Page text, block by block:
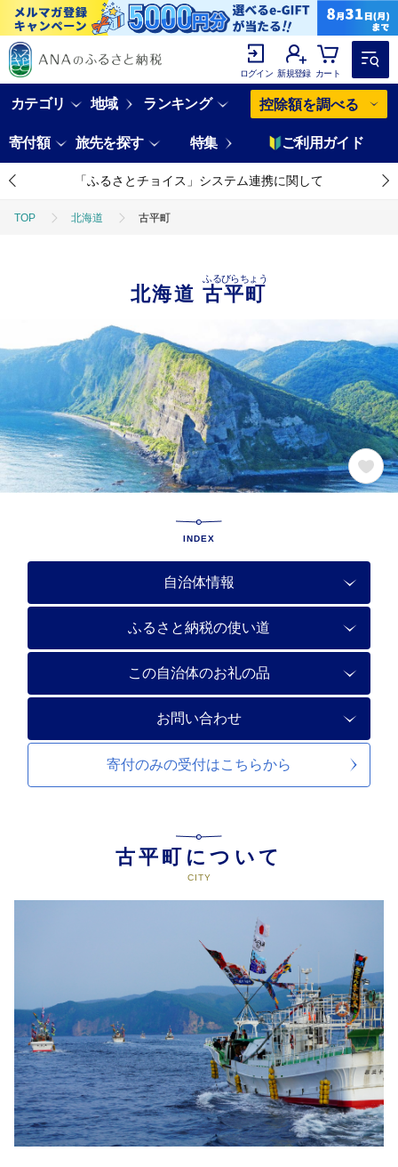
ログイン 新規登録 カート
カテゴリ 地域 ランキング 控除額を調べる
寄付額 旅先を探す 特集 ご利用ガイド
「ふるさとチョイス」システム連携に関して
TOP 北海道 古平町
北海道古平町
ふるびらちょう
INDEX
自治体情報
ふるさと納税の使い道
この自治体のお礼の品
お問い合わせ
寄付のみの受付はこちらから
古平町について